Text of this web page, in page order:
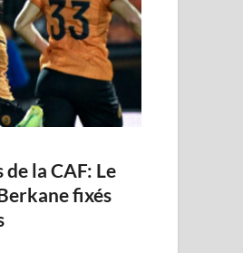
la CAF: Le
fixés